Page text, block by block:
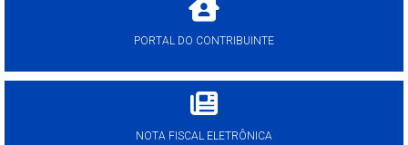
PORTAL DO CONTRIBUINTE
NOTA FISCAL ELETRÔNICA